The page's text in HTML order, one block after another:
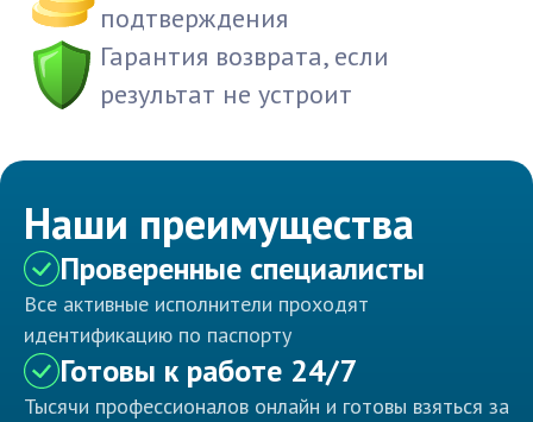
подтверждения
Гарантия возврата, если
результат не устроит
Наши преимущества
Проверенные специалисты
Все активные исполнители проходят
идентификацию по паспорту
Готовы к работе 24/7
Тысячи профессионалов онлайн и готовы взяться за